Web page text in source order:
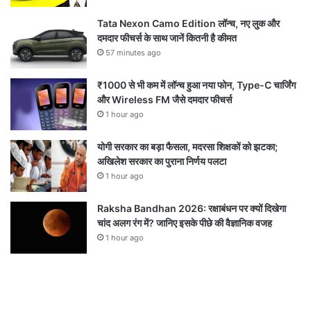
Tata Nexon Camo Edition लॉन्च, नए लुक और
दमदार फीचर्स के साथ जानें कितनी है कीमत
57 minutes ago
₹1000 से भी कम में लॉन्च हुआ नया फोन, Type-C चार्जिंग
और Wireless FM जैसे दमदार फीचर्स
1 hour ago
योगी सरकार का बड़ा फैसला, मदरसा शिक्षकों को झटका;
अखिलेश सरकार का पुराना निर्णय पलटा
1 hour ago
Raksha Bandhan 2026: रक्षाबंधन पर क्यों दिखेगा
चांद अलग रंग में? जानिए इसके पीछे की वैज्ञानिक वजह
1 hour ago